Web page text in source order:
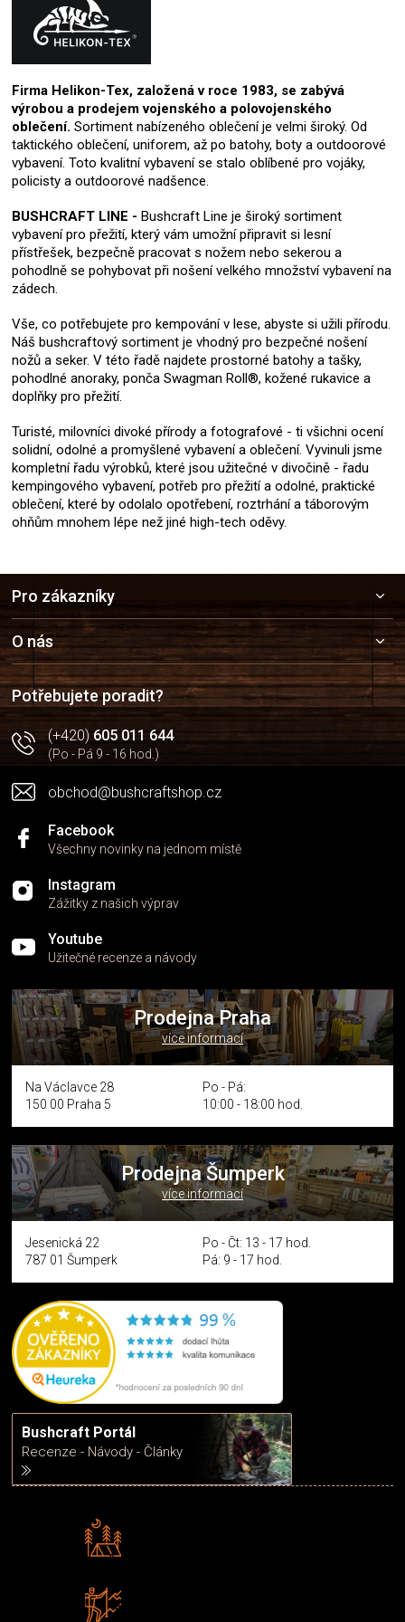
Firma Helikon-Tex, založená v roce 1983, se zabývá
výrobou a prodejem vojenského a polovojenského
oblečení. Sortiment nabízeného oblečení je velmi široký. Od
taktického oblečení, uniforem, až po batohy, boty a outdoorové
vybavení. Toto kvalitní vybavení se stalo oblíbené pro vojáky,
policisty a outdoorové nadšence.
BUSHCRAFT LINE - Bushcraft Line je široký sortiment
vybavení pro přežití, který vám umožní připravit si lesní
přístřešek, bezpečně pracovat s nožem nebo sekerou a
pohodlně se pohybovat při nošení velkého množství vybavení na
zádech.
Vše, co potřebujete pro kempování v lese, abyste si užili přírodu.
Náš bushcraftový sortiment je vhodný pro bezpečné nošení
nožů a seker. V této řadě najdete prostorné batohy a tašky,
pohodlné anoraky, ponča Swagman Roll®, kožené rukavice a
doplňky pro přežití.
Turisté, milovníci divoké přírody a fotografové - ti všichni ocení
solidní, odolné a promyšlené vybavení a oblečení. Vyvinuli jsme
kompletní řadu výrobků, které jsou užitečné v divočině - řadu
kempingového vybavení, potřeb pro přežití a odolné, praktické
oblečení, které by odolalo opotřebení, roztrhání a táborovým
ohňům mnohem lépe než jiné high-tech oděvy.
a
t
í
Pro zákazníky
O nás
Potřebujete poradit?
(+420)605 011 644
(Po - Pá 9 - 16 hod.)
obchod@bushcraftshop.cz
Facebook
Všechny novinky na jednom místě
Instagram
Zážitky z našich výprav
Youtube
Užitečné recenze a návody
Prodejna Praha
více informací
Na Václavce 28
150 00 Praha 5
Po - Pá:
10:00 - 18:00 hod.
Prodejna Šumperk
více informací
Jesenická 22
787 01 Šumperk
Po - Čt: 13 - 17 hod.
Pá: 9 - 17 hod.
Bushcraft Portál
Recenze - Návody - Články